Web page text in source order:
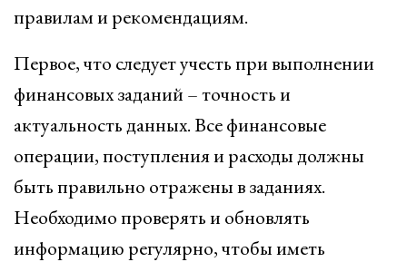
правилам и рекомендациям.
Первое, что следует учесть при выполнении
финансовых заданий – точность и
актуальность данных. Все финансовые
операции, поступления и расходы должны
быть правильно отражены в заданиях.
Необходимо проверять и обновлять
информацию регулярно, чтобы иметь